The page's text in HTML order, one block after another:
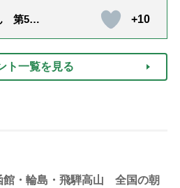
第500
+10
ト一覧を見る
館・輪島・飛騨高山 全国の朝